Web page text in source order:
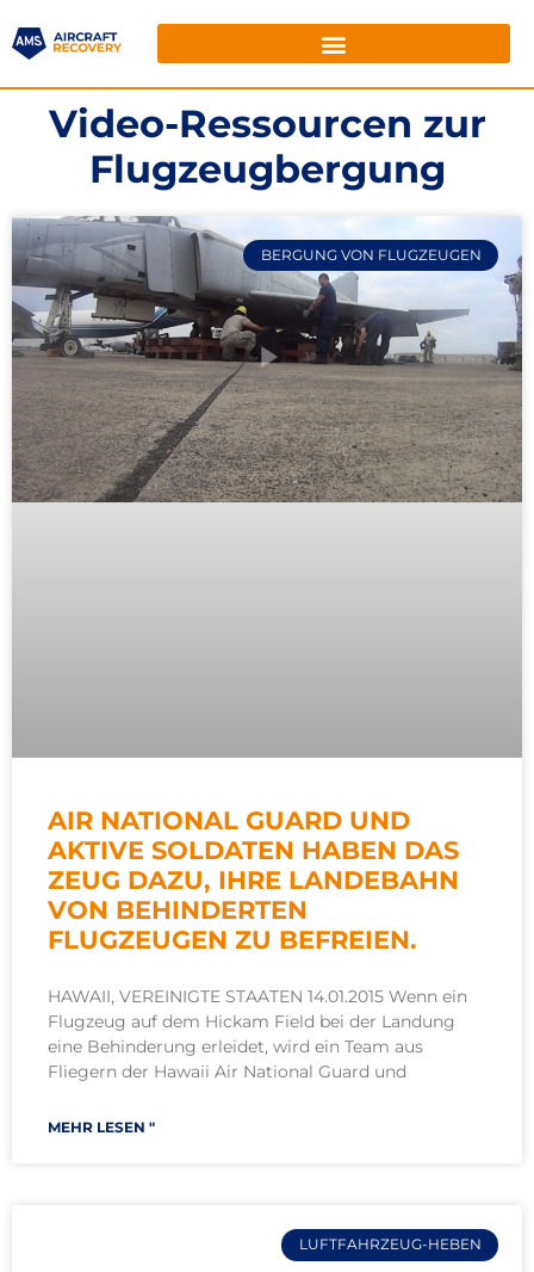
Video-Ressourcen zur
Flugzeugbergung
BERGUNG VON FLUGZEUGEN
AIR NATIONAL GUARD UND
AKTIVE SOLDATEN HABEN DAS
ZEUG DAZU, IHRE LANDEBAHN
VON BEHINDERTEN
FLUGZEUGEN ZU BEFREIEN.
HAWAII, VEREINIGTE STAATEN 14.01.2015 Wenn ein
Flugzeug auf dem Hickam Field bei der Landung
eine Behinderung erleidet, wird ein Team aus
Fliegern der Hawaii Air National Guard und
MEHR LESEN "
LUFTFAHRZEUG-HEBEN